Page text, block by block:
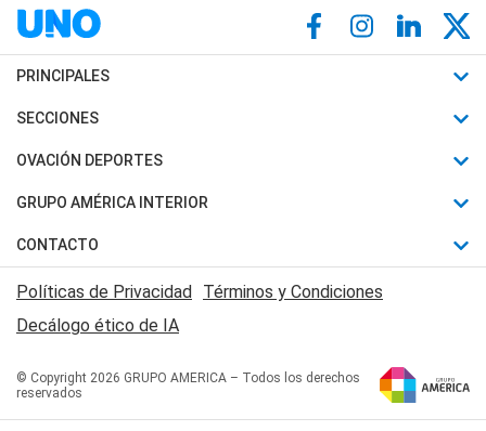
PRINCIPALES
Últimas Noticias
Política
Judiciales
Economia
SECCIONES
Horóscopo
Motores
Trucos caseros
Series y Películas
Edictos y Solicitadas
OVACIÓN DEPORTES
Fútbol
Mundial
Automovilismo
Rugby
Básquet
GRUPO AMÉRICA INTERIOR
Canal 7 en Vivo
San Juan 8
CONTACTO
Acerca de Nosotros
Contactanos
Políticas de Privacidad Términos y Condiciones
Decálogo ético de IA
© Copyright 2026 GRUPO AMERICA – Todos los derechos
reservados